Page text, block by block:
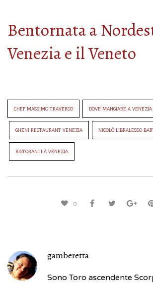
Bentornata a
Venezia e il Veneto
CHEF MASSIMO TRAVERSO DOVE MANGIARE A VENEZIA
GHENI RESTAURANT VENEZIA NICOLÒ LIBRALESSO
RISTORANTI A VENEZIA
0
gamberetta
Sono Toro ascendente